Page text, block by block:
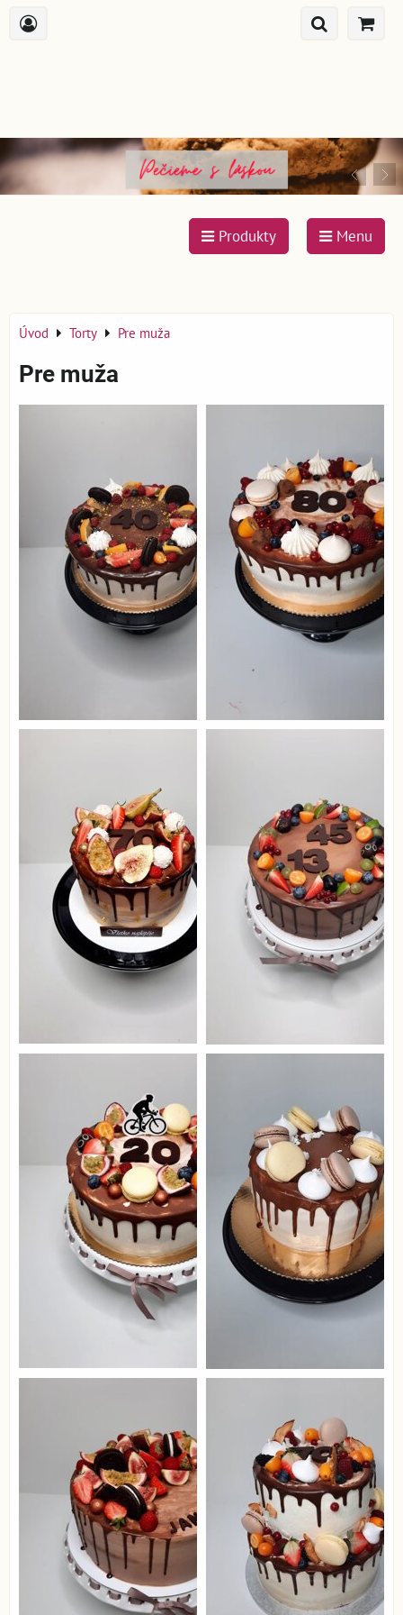
Produkty Menu
Úvod Torty Pre muža
Pre muža